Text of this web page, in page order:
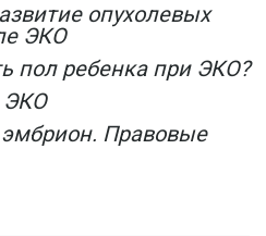
опухолевых
ЭКО
пол ребенка при ЭКО?
ЭКО
Правовые